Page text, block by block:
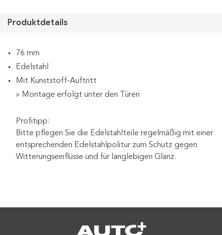
Produktdetails
76 mm
Edelstahl
Mit Kunststoff-Auftritt
» Montage erfolgt unter den Türen
Profitipp:
Bitte pflegen Sie die Edelstahlteile regelmäßig mit einer
entsprechenden Edelstahlpolitur zum Schutz gegen
Witterungseinflüsse und für langlebigen Glanz.